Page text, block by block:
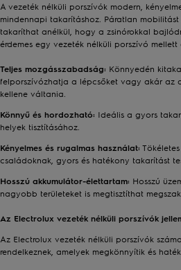
hogy porszívója hosszú ideig
A vezeték nélküli porszívók modern,
mindennapi takarításhoz. Páratlan
takaríthat anélkül, hogy a zsinórokkal
érdemes egy vezeték nélküli porszívó mellett
Teljes mozgásszabadság: Könnyedén
felporszívózhatja a lépcsőket vagy akár az
kellene váltania.
Könnyű és hordozható: Ideális a gyors
helyek tisztításához.
Kényelmes és rugalmas használat:
családoknak, gyors és hatékony takarítást
Hosszú akkumulátor-élettartam: Hosszú
nagyobb területeket is megtisztíthat
Az Electrolux vezeték nélküli porszívók
Az Electrolux vezeték nélküli porszívók
rendelkeznek, amelyek megkönnyítik és